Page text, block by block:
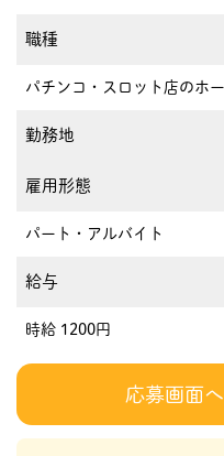
職種
パチンコ・スロット店のホ
勤務地
雇用形態
パート・アルバイト
給与
時給 1200円
応募画面